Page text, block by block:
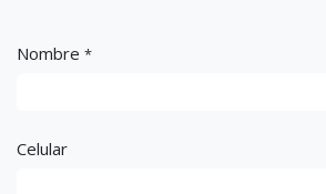
Nombre *
Celular